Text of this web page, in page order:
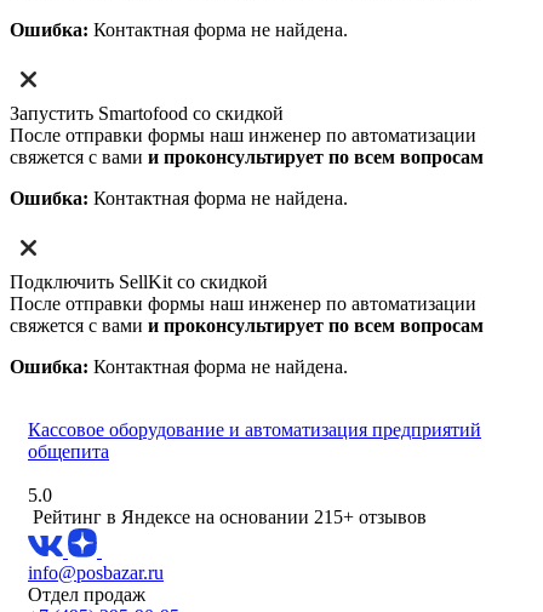
Ошибка: Контактная форма не найдена.
Запустить Smartofood со скидкой
После отправки формы наш инженер по автоматизации
свяжется с вами и проконсультирует по всем вопросам
Ошибка: Контактная форма не найдена.
Подключить SellKit со скидкой
После отправки формы наш инженер по автоматизации
свяжется с вами и проконсультирует по всем вопросам
Ошибка: Контактная форма не найдена.
Кассовое оборудование и автоматизация предприятий
общепита
5.0
Рейтинг в Яндексе на основании 215+ отзывов
info@posbazar.ru
Отдел продаж